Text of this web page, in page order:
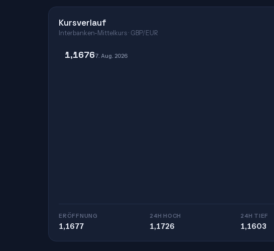
Kursverlauf
Interbanken-Mittelkurs · GBP/EUR
1,16767. Aug. 2026
ERÖFFNUNG
1,1677
24H HOCH
1,1726
24H TIEF
1,1603